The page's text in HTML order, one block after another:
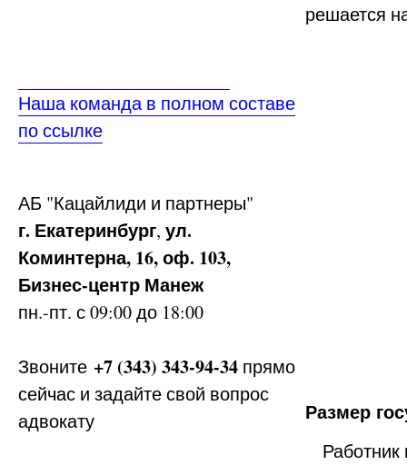
Наша команда в полном составе
по ссылке
АБ "Кацайлиди и партнеры"
г. Екатеринбург, ул.
Коминтерна, 16, оф. 103,
Бизнес-центр Манеж
пн.-пт. с 09:00 до 18:00
Звоните +7 (343) 343-94-34 прямо
сейчас и задайте свой вопрос
адвокату
решается
Размер
Работник